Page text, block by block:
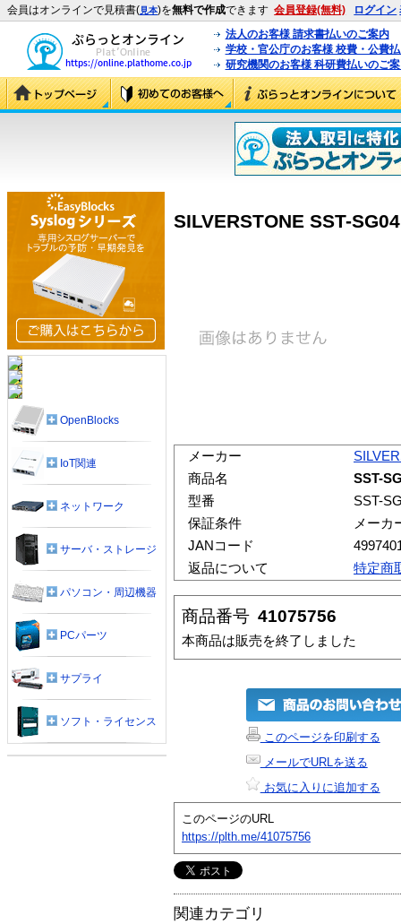
会員はオンラインで見積書(見本)を無料で作成できます 会員登録(無料) ログイン
法人のお客様 請求書払いのご案内
学校・官公庁のお客様 校費・公費
研究機関のお客様 科研費払いのご
SILVERSTONE SST-
メーカー
商品名
SST-
型番
SST-
保証条件
メーカ
JANコード
返品について
特定商
商品番号 41075756
本商品は販売を終了しました
このページを印刷する
メールでURLを送る
お気に入りに追加する
このページのURL
https://plth.me/41075756
関連カテゴリ
OpenBlocks
IoT関連
ネットワーク
サーバ・ストレージ
パソコン・周辺機器
PCパーツ
サプライ
ソフト・ライセンス